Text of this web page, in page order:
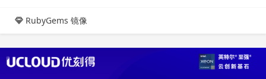
RubyGems 镜像